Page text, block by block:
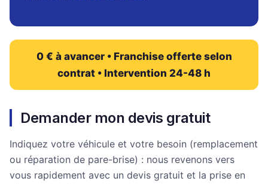
0 € à avancer • Franchise offerte selon
contrat • Intervention 24-48 h
Demander mon devis gratuit
Indiquez votre véhicule et votre besoin (remplacement
ou réparation de pare-brise) : nous revenons vers
vous rapidement avec un devis gratuit et la prise en